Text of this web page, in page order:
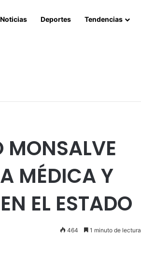
Noticias Deportes Tendencias
MONSALVE
MÉDICA Y
EL ESTADO
464 1 minuto de lectura